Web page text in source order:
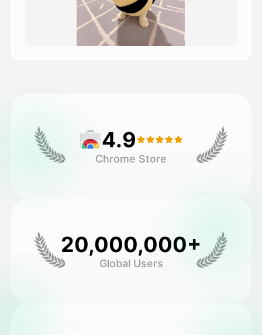
4.9
Chrome Store
20,000,000+
Global Users